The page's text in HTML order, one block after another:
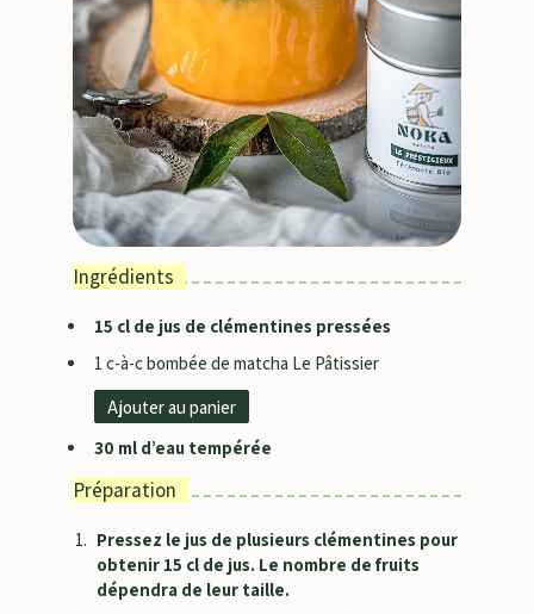
Ingrédients
15 cl de jus de clémentines pressées
1 c-à-c bombée de matcha Le Pâtissier
Ajouter au panier
30 ml d’eau tempérée
Préparation
Pressez le jus de plusieurs clémentines pour
obtenir 15 cl de jus. Le nombre de fruits
dépendra de leur taille.